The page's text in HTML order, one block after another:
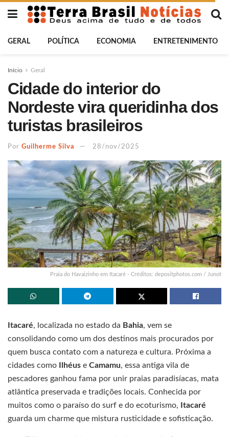
GERAL POLÍTICA ECONOMIA ENTRETENIMENTO
Início Geral
Cidade do interior do
Nordeste vira queridinha dos
turistas brasileiros
Por Guilherme Silva 28/nov/2025
Praia do Havaizinho em Itacaré - Créditos: depositphotos.com / Junot
Itacaré, localizada no estado da Bahia, vem se
consolidando como um dos destinos mais procurados por
quem busca contato com a natureza e cultura. Próxima a
cidades como
Ilhéus e Camamu, essa antiga vila de
pescadores ganhou fama por unir praias paradisíacas, mata
atlântica preservada e tradições locais. Conhecida por
muitos como o paraíso do surf e do ecoturismo,
Itacaré
guarda um charme que mistura rusticidade e sofisticação.